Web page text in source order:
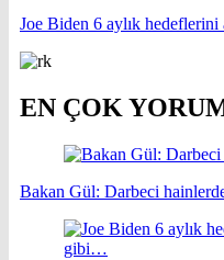
Joe Biden 6 aylık
EN ÇOK
Bakan Gül: Darbeci